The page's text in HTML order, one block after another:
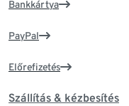
Bankkártya
PayPal
Előrefizetés
Szállítás & kézbesítés